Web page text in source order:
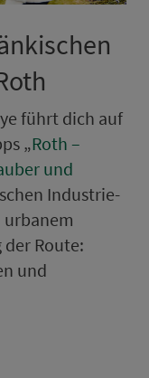
führt dich auf
„Roth –
und
Industrie-
Route:
und